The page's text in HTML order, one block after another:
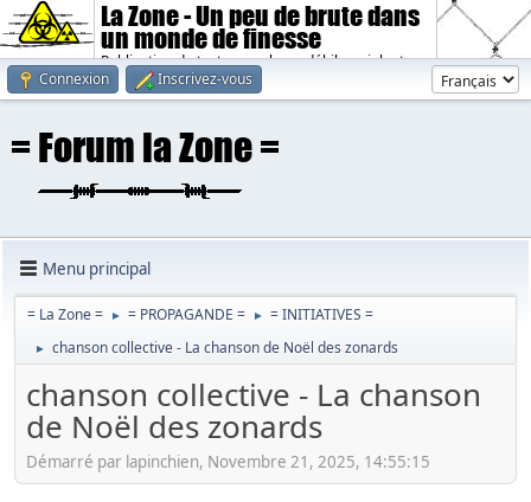
La Zone - Un peu de brute dans
un monde de finesse
Publication de textes sombres, débiles, violents.
Connexion
Inscrivez-vous
Menu principal
= La Zone = ► = PROPAGANDE = ► = INITIATIVES =
► chanson collective - La chanson de Noël des zonards
chanson collective - La chanson
de Noël des zonards
Démarré par lapinchien, Novembre 21, 2025, 14:55:15